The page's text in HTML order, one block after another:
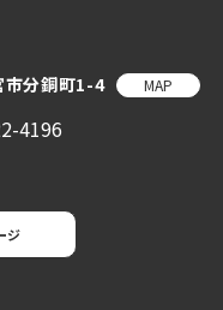
市分銅町1-4 MAP
4196
ジ